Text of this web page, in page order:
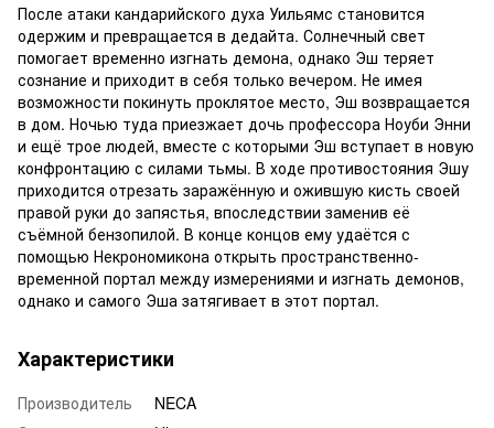
После атаки кандарийского духа Уильямс становится
одержим и превращается в дедайта. Солнечный свет
помогает временно изгнать демона, однако Эш теряет
сознание и приходит в себя только вечером. Не имея
возможности покинуть проклятое место, Эш возвращается
в дом. Ночью туда приезжает дочь профессора Ноуби Энни
и ещё трое людей, вместе с которыми Эш вступает в новую
конфронтацию с силами тьмы. В ходе противостояния Эшу
приходится отрезать заражённую и ожившую кисть своей
правой руки до запястья, впоследствии заменив её
съёмной бензопилой. В конце концов ему удаётся с
помощью Некрономикона открыть пространственно-
временной портал между измерениями и изгнать демонов,
однако и самого Эша затягивает в этот портал.
Характеристики
Производитель
NECA